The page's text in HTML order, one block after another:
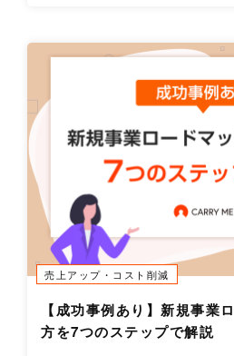
【成功事例あり】新規事業
方を7つのステップで解説
売上アップ・コスト削減